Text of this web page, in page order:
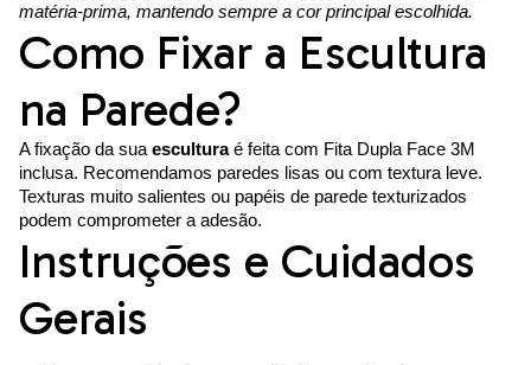
matéria-prima, mantendo sempre a cor principal escolhida.
Como Fixar a Escultura
na Parede?
A fixação da sua esculturaé feita com Fita Dupla Face 3M
inclusa. Recomendamos paredes lisas ou com textura leve.
Texturas muito salientes ou papéis de parede texturizados
podem comprometer a adesão.
Instruções e Cuidados
Gerais